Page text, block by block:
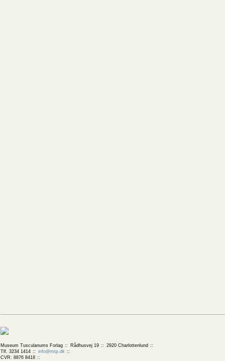
Museum Tusculanums Forlag Rådhusvej 19
2920 Charlottenlund
Tlf. 3234 1414
info@mtp.dk
CVR: 8876 8418